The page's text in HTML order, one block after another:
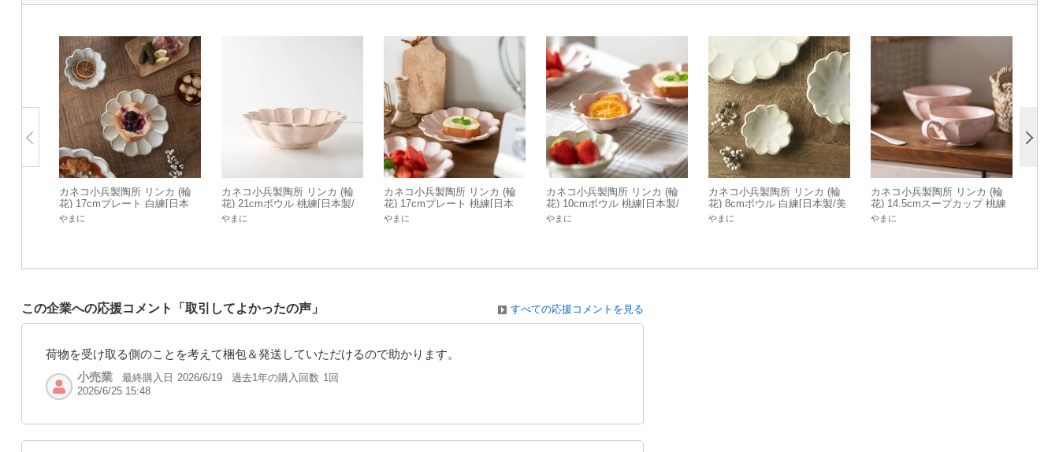
カネコ小兵製陶所 リンカ (輪
花) 17cmプレート 白練[日本
製/美濃焼/洋食器]
やまに
カネコ小兵製陶所 リンカ (輪
花) 21cmボウル 桃練[日本製/
美濃焼/洋食器]
やまに
カネコ小兵製陶所 リンカ (輪
花) 17cmプレート 桃練[日本
製/美濃焼/洋食器]
やまに
カネコ小兵製陶所 リンカ (輪
花) 10cmボウル 桃練[日本製/
美濃焼/洋食器]
やまに
カネコ小兵製陶所 リンカ (輪
花) 8cmボウル 白練[日本製/美
濃焼/洋食器]
やまに
カネコ小兵製陶所 リンカ (輪
花) 14.5cmスープカップ 桃練
[日本製/美濃焼/洋食器]
やまに
この企業への応援コメント「取引してよかったの声」 すべての応援コメントを見る
荷物を受け取る側のことを考えて梱包＆発送していただけるので助かります。
小売業
最終購入日 2026/6/19 過去1年の購入回数 1回
2026/6/25 15:48